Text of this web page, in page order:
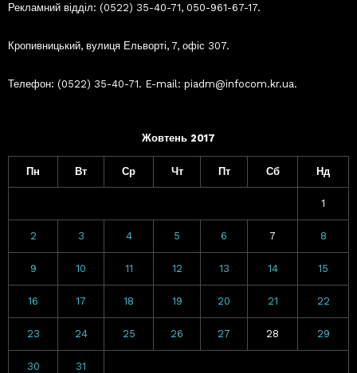
Рекламний відділ: (0522) 35-40-71, 050-961-67-17.
Кропивницький, вулиця Ельворті, 7, офіс 307.
Телефон: (0522) 35-40-71. E-mail: piadm@infocom.kr.ua.
Жовтень 2017
Пн Вт Ср Чт Пт Сб Нд
1
2 3 4 5 6 7 8
9 10 11 12 13 14 15
16 17 18 19 20 21 22
23 24 25 26 27 28 29
30 31